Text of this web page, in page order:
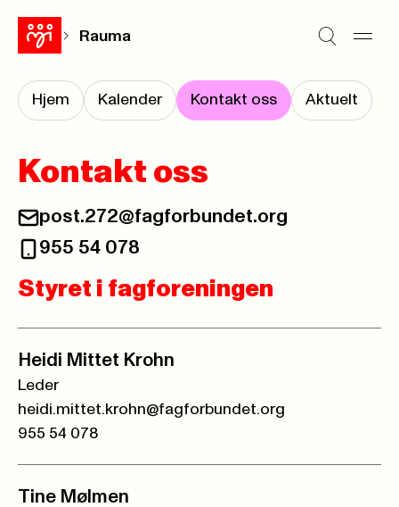
Rauma
Hjem Kalender Kontakt oss Aktuelt
Kontakt oss
post.272@fagforbundet.org
955 54 078
Styret i fagforeningen
Heidi Mittet Krohn
Leder
heidi.mittet.krohn@fagforbundet.org
955 54 078
Tine Mølmen